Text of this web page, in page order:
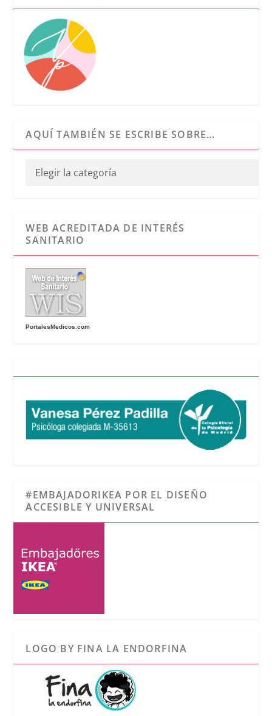
AQUÍ TAMBIÉN SE ESCRIBE SOBRE…
WEB ACREDITADA DE INTERÉS
SANITARIO
PortalesMedicos.com
#EMBAJADORIKEA POR EL DISEÑO
ACCESIBLE Y UNIVERSAL
LOGO BY FINA LA ENDORFINA